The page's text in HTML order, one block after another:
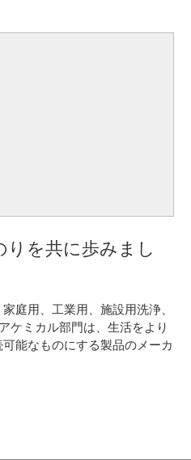
りを共に歩みまし
庭用、工業用、施設用洗浄、
ケミカル部門は、生活をより
能なものにする製品のメーカ